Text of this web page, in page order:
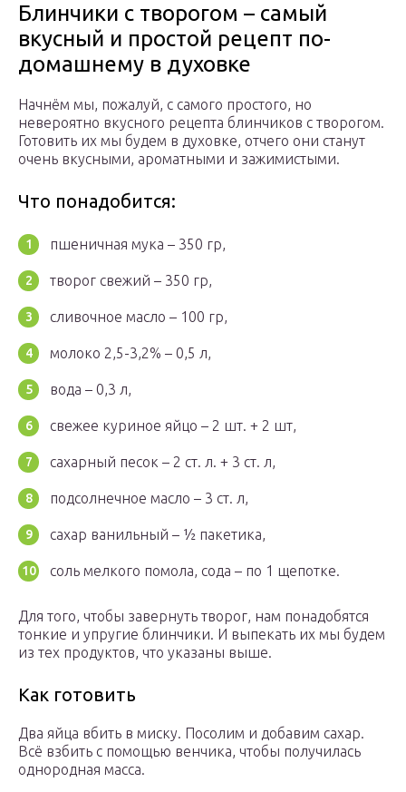
Блинчики с творогом – самый
вкусный и простой рецепт по-
домашнему в духовке
Начнём мы, пожалуй, с самого простого, но
невероятно вкусного рецепта блинчиков с творогом.
Готовить их мы будем в духовке, отчего они станут
очень вкусными, ароматными и зажимистыми.
Что понадобится:
пшеничная мука – 350 гр,
творог свежий – 350 гр,
сливочное масло – 100 гр,
молоко 2,5-3,2% – 0,5 л,
вода – 0,3 л,
свежее куриное яйцо – 2 шт. + 2 шт,
сахарный песок – 2 ст. л. + 3 ст. л,
подсолнечное масло – 3 ст. л,
сахар ванильный – ½ пакетика,
соль мелкого помола, сода – по 1 щепотке.
Для того, чтобы завернуть творог, нам понадобятся
тонкие и упругие блинчики. И выпекать их мы будем
из тех продуктов, что указаны выше.
Как готовить
Два яйца вбить в миску. Посолим и добавим сахар.
Всё взбить с помощью венчика, чтобы получилась
однородная масса.